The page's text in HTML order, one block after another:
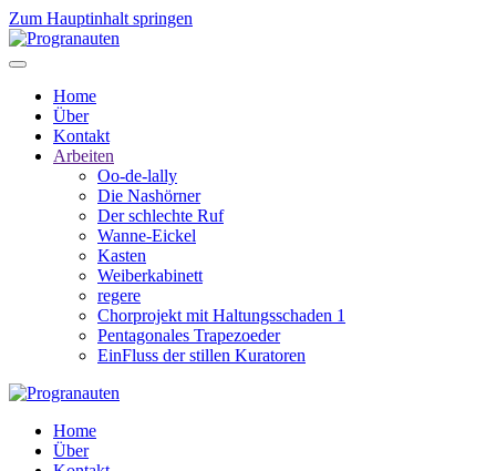
Zum Hauptinhalt springen
Home
Über
Kontakt
Arbeiten
Oo-de-lally
Die Nashörner
Der schlechte Ruf
Wanne-Eickel
Kasten
Weiberkabinett
regere
Chorprojekt mit Haltungsschaden 1
Pentagonales Trapezoeder
EinFluss der stillen Kuratoren
Home
Über